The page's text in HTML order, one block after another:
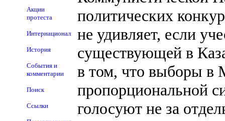
Акции
протеста
Интернационал
История
События и
комментарии
Поиск
Ссылки
политических
не удивляет, если
существующей в
в том, что выборы в
пропорциональной
голосуют не за